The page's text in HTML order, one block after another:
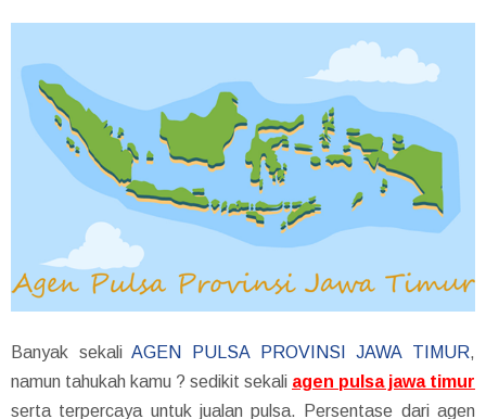
Banyak sekaliAGEN PULSA PROVINSI JAWA TIMUR,
namun tahukah kamu ? sedikit sekali agen pulsa jawa timur
serta terpercaya untuk jualan pulsa. Persentase dari agen